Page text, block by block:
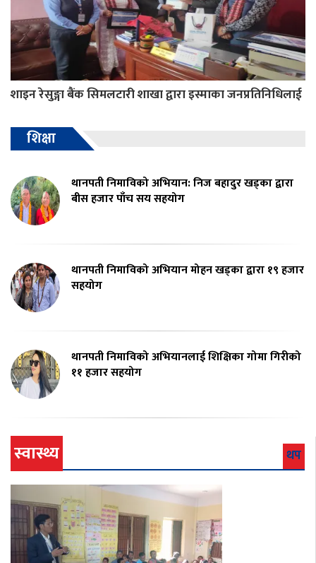
शाइन रेसुङ्गा बैंक सिमलटारी शाखा द्वारा इस्माका जनप्रतिनिधिलाई
शिक्षा
थानपती निमाविको अभियान: निज बहादुर खड्का द्वारा
बीस हजार पाँच सय सहयोग
थानपती निमाविको अभियान मोहन खड्का द्वारा १९ हजार
सहयोग
थानपती निमाविको अभियानलाई शिक्षिका गोमा गिरीको
११ हजार सहयोग
स्वास्थ्य थप